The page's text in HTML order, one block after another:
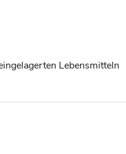
Lebensmitteln